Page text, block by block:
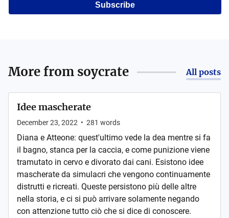
Subscribe
More from soycrate All posts
Idee mascherate
December 23, 2022 • 281 words
Diana e Atteone: quest'ultimo vede la dea mentre si fa
il bagno, stanca per la caccia, e come punizione viene
tramutato in cervo e divorato dai cani. Esistono idee
mascherate da simulacri che vengono continuamente
distrutti e ricreati. Queste persistono più delle altre
nella storia, e ci si può arrivare solamente negando
con attenzione tutto ciò che si dice di conoscere.